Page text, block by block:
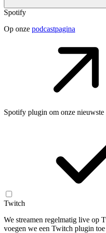
Spotify
Op onze podcastpagina
Spotify plugin om onze nieuwste
Twitch
We streamen regelmatig live op
voegen we een Twitch plugin